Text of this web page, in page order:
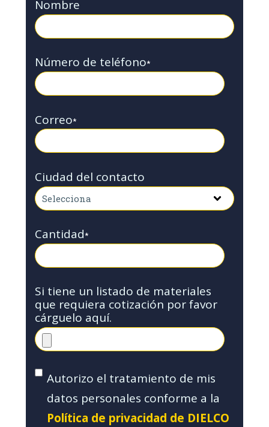
Nombre
Número de teléfono*
Correo*
Ciudad del contacto
Cantidad*
Si tiene un listado de materiales
que requiera cotización por favor
cárguelo aquí.
Autorizo el tratamiento de mis
datos personales conforme a la
Política de privacidad de DIELCO